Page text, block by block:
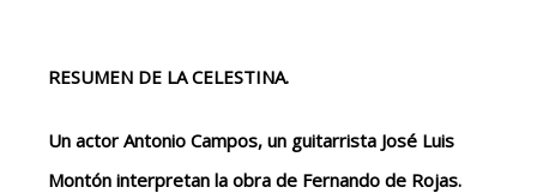
RESUMEN DE LA CELESTINA.
Un actor Antonio Campos, un guitarrista José Luis
Montón interpretan la obra de Fernando de Rojas.